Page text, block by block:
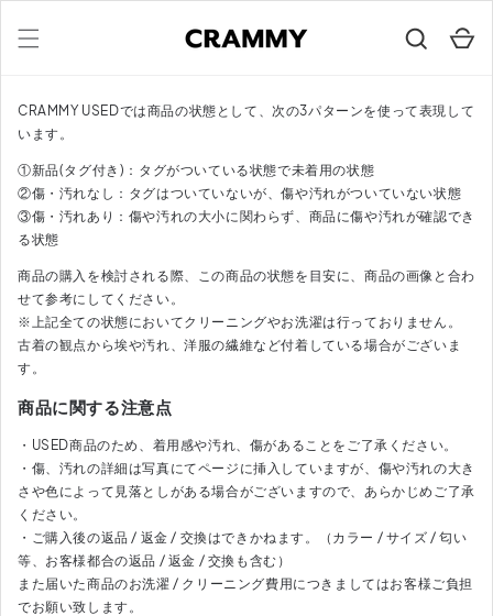
コンテ
ンツに
進む
ー
CRAMMY USEDでは商品の状態として、次の3パターンを使って表現して
います。
①新品(タグ付き)：タグがついている状態で未着用の状態
②傷・汚れなし：タグはついていないが、傷や汚れがついていない状態
③傷・汚れあり：傷や汚れの大小に関わらず、商品に傷や汚れが確認でき
る状態
商品の購入を検討される際、この商品の状態を目安に、商品の画像と合わ
せて参考にしてください。
※上記全ての状態においてクリーニングやお洗濯は行っておりません。
古着の観点から埃や汚れ、洋服の繊維など付着している場合がございま
す。
商品に関する注意点
・USED商品のため、着用感や汚れ、傷があることをご了承ください。
・傷、汚れの詳細は写真にてページに挿入していますが、傷や汚れの大き
さや色によって見落としがある場合がございますので、あらかじめご了承
ください。
・ご購入後の返品 / 返金 / 交換はできかねます。（カラー / サイズ / 匂い
等、お客様都合の返品 / 返金 / 交換も含む）
また届いた商品のお洗濯 / クリーニング費用につきましてはお客様ご負担
でお願い致します。